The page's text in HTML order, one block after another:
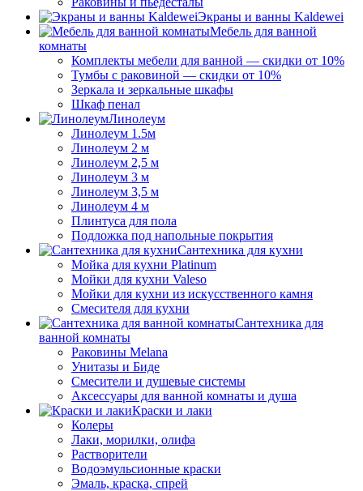
Экраны и ванны Kaldewei
Мебель для ванной
комнаты
Комплекты мебели для ванной — скидки от 10%
Тумбы с раковиной — скидки от 10%
Зеркала и зеркальные шкафы
Шкаф пенал
Линолеум
Линолеум 1.5м
Линолеум 2 м
Линолеум 2,5 м
Линолеум 3 м
Линолеум 3,5 м
Линолеум 4 м
Плинтуса для пола
Подложка под напольные покрытия
Сантехника для кухни
Мойка для кухни Platinum
Мойки для кухни Valeso
Мойки для кухни из искусственного камня
Смесителя для кухни
Сантехника для
ванной комнаты
Раковины Melana
Унитазы и Биде
Смесители и душевые системы
Аксессуары для ванной комнаты и душа
Краски и лаки
Колеры
Лаки, морилки, олифа
Растворители
Водоэмульсионные краски
Эмаль, краска, спрей